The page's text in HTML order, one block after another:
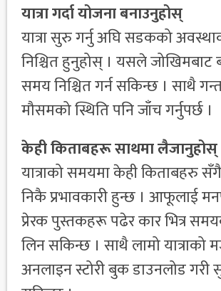
यात्रा गर्दा योजना बनाउनुहोस्
यात्रा सुरु गर्नु अघि सडकको
निश्चित हुनुहोस् । यसले जोखिमबाट
समय निश्चित गर्न सकिन्छ । साथै
मौसमको स्थिति पनि जाँच गर्नुपर्छ ।
केही किताबहरू साथमा लैजानुहोस्
यात्राको समयमा केही किताबहरु
निकै प्रभावकारी हुन्छ । आफूलाई
प्रेरक पुस्तकहरू पढेर कार भित्र
लिन सकिन्छ । साथै लामो यात्राको
अनलाइन स्टोरी बुक डाउनलोड गरी